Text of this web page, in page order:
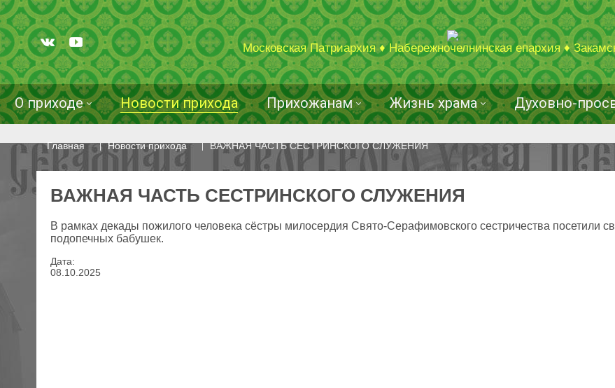
Московская Патриархия ♦ Набережночелнинская епархия ♦
О приходе Новости прихода Прихожанам Жизнь храма Духовно-
Главная Новости прихода ВАЖНАЯ ЧАСТЬ СЕСТРИНСКОГО СЛУЖЕНИЯ
ВАЖНАЯ ЧАСТЬ СЕСТРИНСКОГО СЛУЖЕНИЯ
В рамках декады пожилого человека сёстры милосердия Свято-Серафимовского сестричества посетили
подопечных бабушек.
Дата:
08 10 2025